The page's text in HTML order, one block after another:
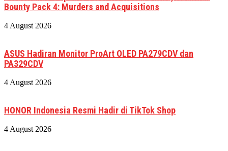
Bounty Pack 4: Murders and Acquisitions
4 August 2026
ASUS Hadiran Monitor ProArt OLED PA279CDV dan
PA329CDV
4 August 2026
HONOR Indonesia Resmi Hadir di TikTok Shop
4 August 2026